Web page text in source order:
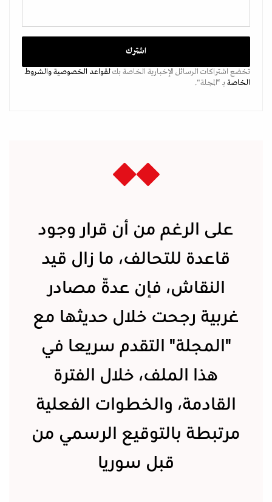
تخضع اشتراكات الرسائل الإخبارية الخاصة بكلقواعد الخصوصيةوالشروط
الخاصة بـ “المجلة".
على الرغم من أن قرار وجود
قاعدة للتحالف، ما زال قيد
النقاش، فإن عدّة مصادر
غربية رجحت خلال حديثها مع
"المجلة" التقدم سريعا في
هذا الملف، خلال الفترة
القادمة، والخطوات الفعلية
مرتبطة بالتوقيع الرسمي من
قبل سوريا